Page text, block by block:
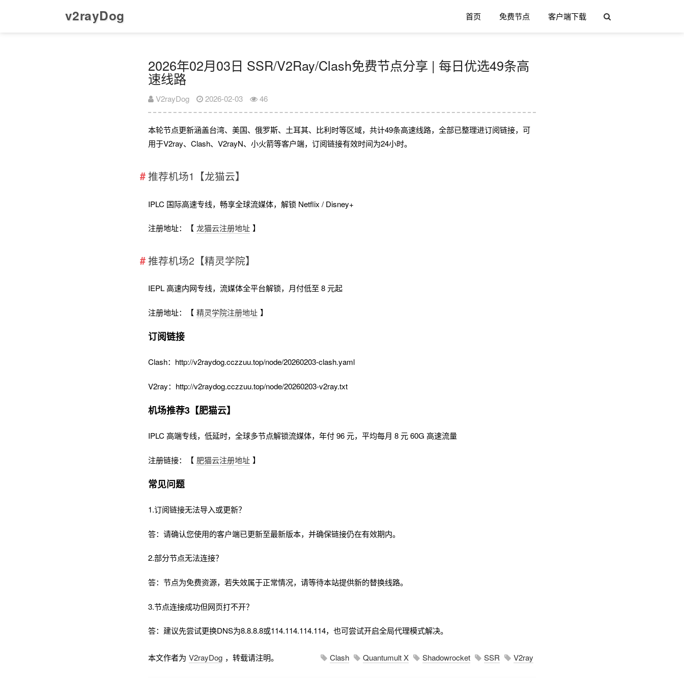
v2rayDog 首页 免费节点 客户端下载
2026年02月03日 SSR/V2Ray/Clash免费节点分享 | 每日优选49条高
速线路
V2rayDog 2026-02-03 46
本轮节点更新涵盖台湾、美国、俄罗斯、土耳其、比利时等区域，共计49条高速线路，全部已整理进订阅链接，可
用于V2ray、Clash、V2rayN、小火箭等客户端，订阅链接有效时间为24小时。
推荐机场1【龙猫云】
IPLC 国际高速专线，畅享全球流媒体，解锁 Netflix / Disney+
注册地址：【 龙猫云注册地址 】
推荐机场2【精灵学院】
IEPL 高速内网专线，流媒体全平台解锁，月付低至 8 元起
注册地址：【 精灵学院注册地址 】
订阅链接
Clash：http://v2raydog.cczzuu.top/node/20260203-clash.yaml
V2ray：http://v2raydog.cczzuu.top/node/20260203-v2ray.txt
机场推荐3【肥猫云】
IPLC 高端专线，低延时，全球多节点解锁流媒体，年付 96 元，平均每月 8 元 60G 高速流量
注册链接：【 肥猫云注册地址 】
常见问题
1.订阅链接无法导入或更新？
答：请确认您使用的客户端已更新至最新版本，并确保链接仍在有效期内。
2.部分节点无法连接？
答：节点为免费资源，若失效属于正常情况，请等待本站提供新的替换线路。
3.节点连接成功但网页打不开？
答：建议先尝试更换DNS为8.8.8.8或114.114.114.114，也可尝试开启全局代理模式解决。
本文作者为 V2rayDog ，转载请注明。 Clash Quantumult X Shadowrocket SSR V2ray